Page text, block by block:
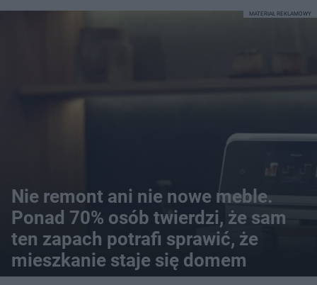
Nie remont ani nie nowe meble.
Ponad 70% osób twierdzi, że sam
ten zapach potrafi sprawić, że
mieszkanie staje się domem
MATERIAŁ REKLAMOWY